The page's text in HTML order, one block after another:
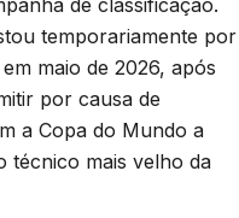
de classificação.
temporariamente por
maio de 2026, após
por causa de
a Copa do Mundo a
técnico mais velho da